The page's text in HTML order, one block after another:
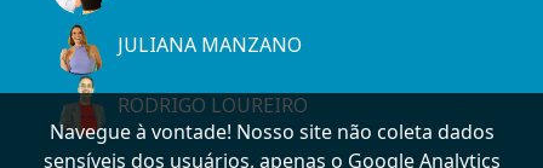
JULIANA MANZANO
RODRIGO LOUREIRO
Navegue à vontade! Nosso site não coleta dados
sensíveis dos usuários, apenas o Google Analytics